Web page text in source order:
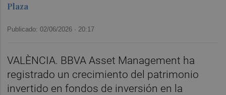
Plaza
Publicado: 02/06/2026 · 20:17
VALÈNCIA. BBVA Asset Management ha
registrado un crecimiento del patrimonio
invertido en fondos de inversión en la